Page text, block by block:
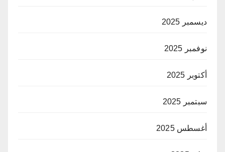
ديسمبر 2025
نوفمبر 2025
أكتوبر 2025
سبتمبر 2025
أغسطس 2025